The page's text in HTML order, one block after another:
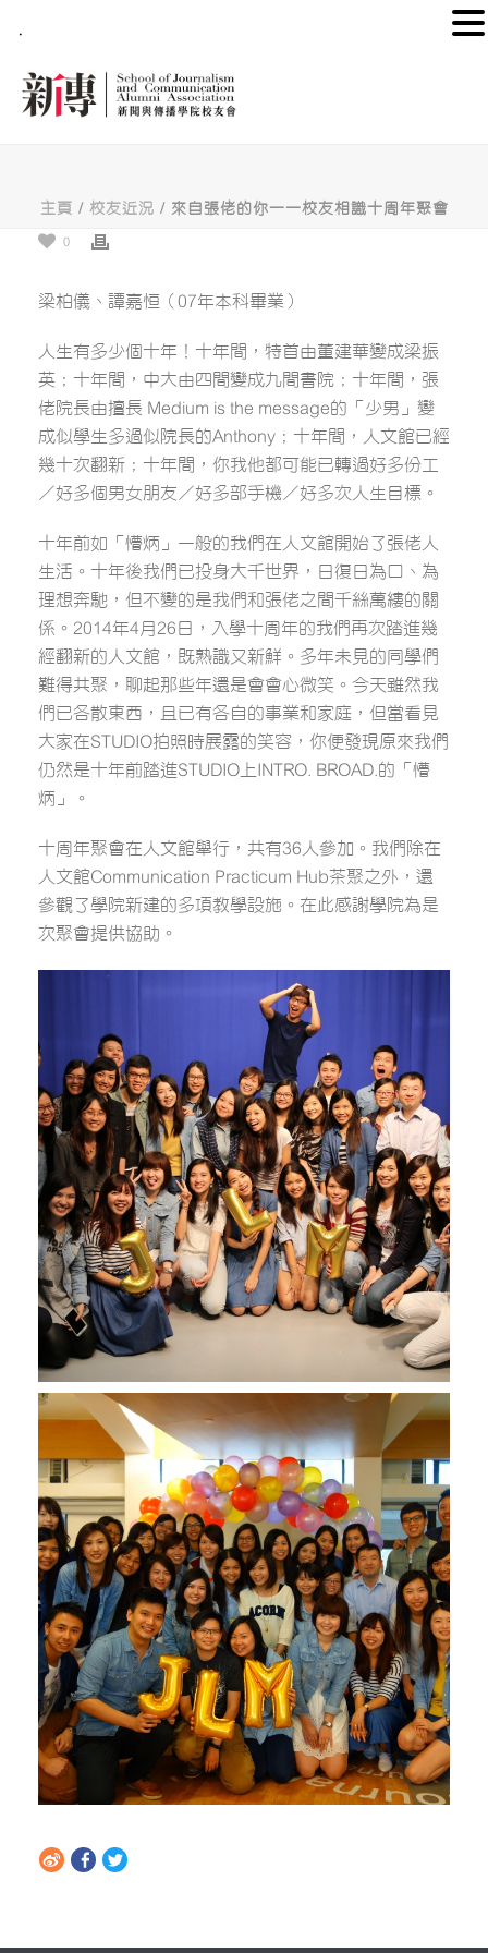
主頁 / 校友近況 / 來自張佬的你——校友相識十周年聚會
0
梁柏儀、譚嘉恒（07年本科畢業）
人生有多少個十年！十年間，特首由董建華變成梁振
英；十年間，中大由四間變成九間書院；十年間，張
佬院長由擅長 Medium is the message的「少男」變
成似學生多過似院長的Anthony；十年間，人文館已經
幾十次翻新；十年間，你我他都可能已轉過好多份工
／好多個男女朋友／好多部手機／好多次人生目標。
十年前如「懵炳」一般的我們在人文館開始了張佬人
生活。十年後我們已投身大千世界，日復日為口、為
理想奔馳，但不變的是我們和張佬之間千絲萬縷的關
係。2014年4月26日，入學十周年的我們再次踏進幾
經翻新的人文館，既熟識又新鮮。多年未見的同學們
難得共聚，聊起那些年還是會會心微笑。今天雖然我
們已各散東西，且已有各自的事業和家庭，但當看見
大家在STUDIO拍照時展露的笑容，你便發現原來我們
仍然是十年前踏進STUDIO上INTRO. BROAD.的「懵
炳」。
十周年聚會在人文館舉行，共有36人參加。我們除在
人文館Communication Practicum Hub茶聚之外，還
參觀了學院新建的多項教學設施。在此感謝學院為是
次聚會提供協助。
.